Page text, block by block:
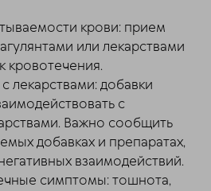
крови: прием
или лекарствами
кровотечения.
лекарствами: добавки
с
Важно сообщить
добавках и препаратах,
взаимодействий.
симптомы: тошнота,